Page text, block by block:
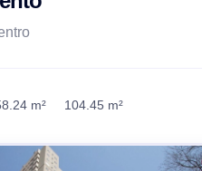
m² 104.45 m²